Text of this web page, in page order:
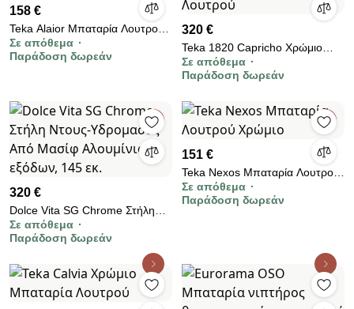
158 €
Teka Alaior Μπαταρία Λουτρού
Χρώμιο
Σε απόθεμα
Παράδοση δωρεάν
320 €
Teka 1820 Capricho Χρώμιο
Μπαταρία Λουτρού
Σε απόθεμα
Παράδοση δωρεάν
320 €
Dolce Vita SG Chrome Στήλη
Nτους-Υδρομασάζ Από Mασίφ
Αλουμίνιο 3 εξόδων, 145 εκ.
Σε απόθεμα
Παράδοση δωρεάν
151 €
Teka Nexos Μπαταρία Λουτρού
Χρώμιο
Σε απόθεμα
Παράδοση δωρεάν